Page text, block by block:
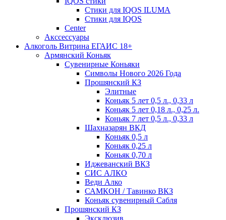
Стики для IQOS ILUMA
Стики для IQOS
Сenter
Акссессуары
Алкоголь Витрина ЕГАИС 18+
Армянский Коньяк
Сувенирные Коньяки
Символы Нового 2026 Года
Прошянский КЗ
Элитные
Коньяк 5 лет 0,5 л., 0,33 л
Коньяк 5 лет 0,18 л., 0,25 л.
Коньяк 7 лет 0,5 л., 0,33 л
Шахназарян ВКД
Коньяк 0,5 л
Коньяк 0,25 л
Коньяк 0,70 л
Иджеванский ВКЗ
СИС АЛКО
Веди Алко
САМКОН / Тавинко ВКЗ
Коньяк сувенирный Сабля
Прошянский КЗ
Эксклюзив